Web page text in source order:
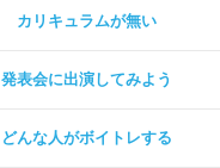
カリキュラムが無い
発表会に出演してみよう
どんな人がボイトレする